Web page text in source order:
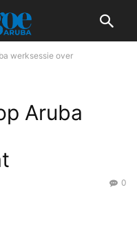
werksessie over
Aruba
0